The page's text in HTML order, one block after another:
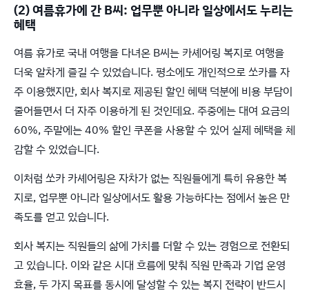
(2) 여름휴가에 간 B씨: 업무뿐 아니라 일상에서도 누리는
혜택
여름 휴가로 국내 여행을 다녀온 B씨는 카셰어링 복지로 여행을
더욱 알차게 즐길 수 있었습니다. 평소에도 개인적으로 쏘카를 자
주 이용했지만, 회사 복지로 제공된 할인 혜택 덕분에 비용 부담이
줄어들면서 더 자주 이용하게 된 것인데요. 주중에는 대여 요금의
60%, 주말에는 40% 할인 쿠폰을 사용할 수 있어 실제 혜택을 체
감할 수 있었습니다.
이처럼 쏘카 카셰어링은 자차가 없는 직원들에게 특히 유용한 복
지로, 업무뿐 아니라 일상에서도 활용 가능하다는 점에서 높은 만
족도를 얻고 있습니다.
회사 복지는 직원들의 삶에 가치를 더할 수 있는 경험으로 전환되
고 있습니다. 이와 같은 시대 흐름에 맞춰 직원 만족과 기업 운영
효율, 두 가지 목표를 동시에 달성할 수 있는 복지 전략이 반드시